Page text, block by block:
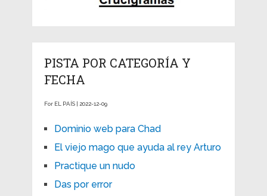
PISTA POR CATEGORÍA Y
FECHA
For EL PAÍS | 2022-12-09
Dominio web para Chad
El viejo mago que ayuda al rey Arturo
Practique un nudo
Das por error